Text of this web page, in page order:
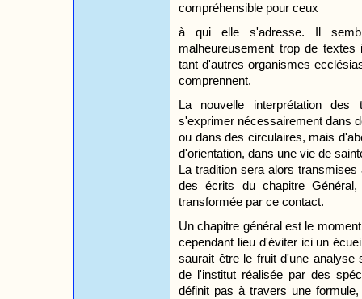
compréhensible pour ceux
à qui elle s'adresse. Il
malheureusement trop de
tant d'autres organismes
comprennent.
La nouvelle interprétation
s'exprimer nécessairement dans
ou dans des circulaires, mais
d'orientation, dans une vie de
La tradition sera alors
des écrits du chapitre
transformée par ce contact.
Un chapitre général est le
cependant lieu d'éviter ici un
saurait être le fruit d'une analyse
de l'institut réalisée par des
définit pas à travers une